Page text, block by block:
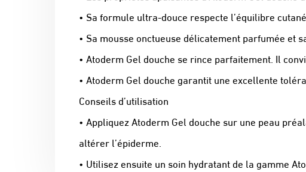
• Sa formule ultra-douce respecte l’équilibre
• Sa mousse onctueuse délicatement parfumée
• Atoderm Gel douche se rince parfaitement. Il
• Atoderm Gel douche garantit une excellente
Conseils d’utilisation
• Appliquez Atoderm Gel douche sur une peau
altérer l’épiderme.
• Utilisez ensuite un soin hydratant de la gamme